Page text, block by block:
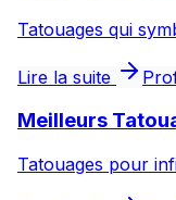
Tatouages qui
Lire la suite
Meilleurs
Tatouages pour